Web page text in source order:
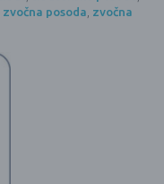
zvočna posoda, zvočna